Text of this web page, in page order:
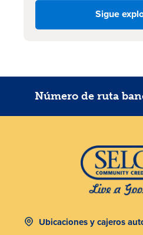
Sigue
Número de ruta
Ubicaciones y cajeros